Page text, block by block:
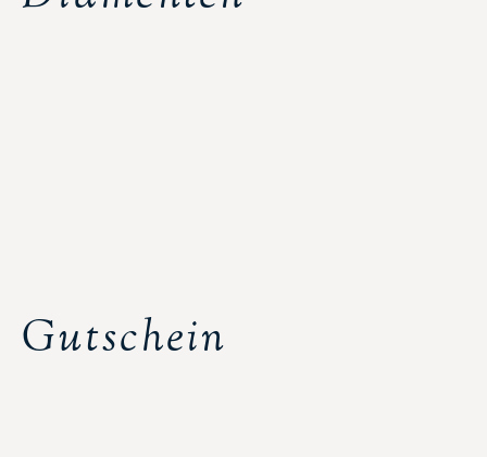
Gutschein